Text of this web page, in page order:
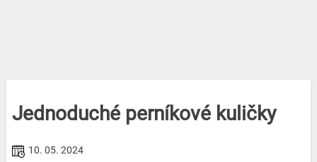
Jednoduché perníkové kuličky
10. 05. 2024